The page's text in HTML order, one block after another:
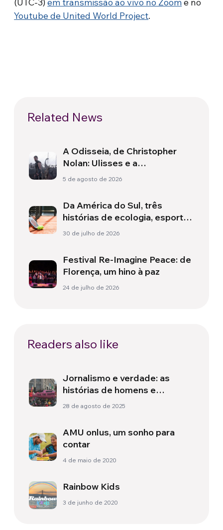
(UTC-3)em transmissão ao vivo no Zoome no
Youtube de United World Project.
Related News
A Odisseia, de Christopher
Nolan: Ulisses e a
necessidade de um novo
5 de agosto de 2026
Da América do Sul, três
histórias de ecologia, esporte
e saúde
30 de julho de 2026
Festival Re-Imagine Peace: de
Florença, um hino à paz
24 de julho de 2026
Readers also like
Jornalismo e verdade: as
histórias de homens e
mulheres que desafiaram o
28 de agosto de 2025
AMU onlus, um sonho para
contar
4 de maio de 2020
Rainbow Kids
3 de junho de 2020